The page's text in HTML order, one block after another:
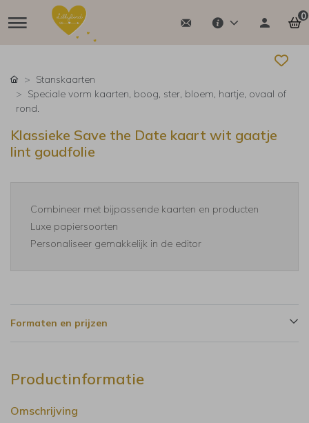
0
Stanskaarten
Speciale vorm kaarten, boog, ster, bloem, hartje, ovaal of
rond.
Klassieke Save the Date kaart wit gaatje
lint goudfolie
Combineer met bijpassende kaarten en producten
Luxe papiersoorten
Personaliseer gemakkelijk in de editor
Formaten en prijzen
Productinformatie
Omschrijving